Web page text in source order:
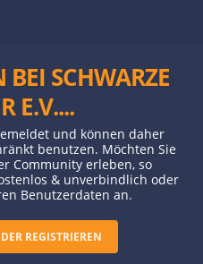
SCHWARZE
E.V....
und können daher
benutzen. Möchten Sie
Community erleben, so
& unverbindlich oder
Benutzerdaten an.
REGISTRIEREN